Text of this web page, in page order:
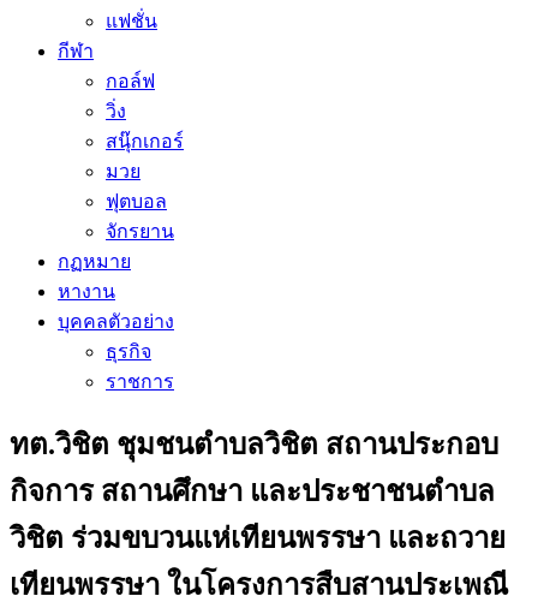
แฟชั่น
กีฬา
กอล์ฟ
วิ่ง
สนุ๊กเกอร์
มวย
ฟุตบอล
จักรยาน
กฏหมาย
หางาน
บุคคลตัวอย่าง
ธุรกิจ
ราชการ
ทต.วิชิต ชุมชนตำบลวิชิต สถานประกอบ
กิจการ สถานศึกษา และประชาชนตำบล
วิชิต ร่วมขบวนแห่เทียนพรรษา และถวาย
เทียนพรรษา ในโครงการสืบสานประเพณี